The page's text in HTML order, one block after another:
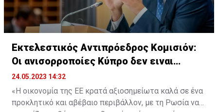
Εκτελεστικός Αντιπρόεδρος Κομισιόν:
Οι ανισορροποίες Κύπρο δεν ειναι
ανησυχούν
24.05.2023 14:32
«Η οικονομία της ΕΕ κρατά αξιοσημείωτα καλά σε ένα
προκλητικό και αβέβαιο περιβάλλον, με τη Ρωσία να